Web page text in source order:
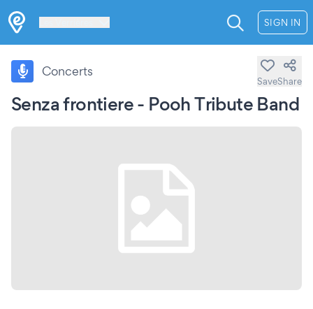
SIGN IN
Senza frontiere - Pooh Tribute Band
Concerts
SaveShare